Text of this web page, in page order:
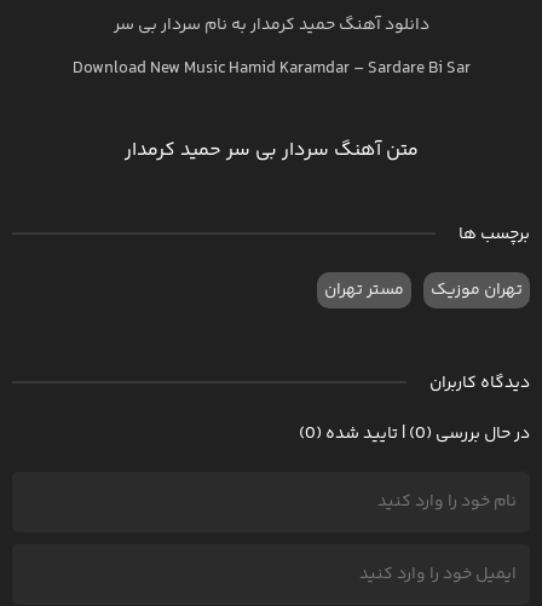
دانلود آهنگ حمید کرمداربه نام سردار بی سر
Download New MusicHamid Karamdar–Sardare Bi Sar
متن آهنگ سردار بی سر حمید کرمدار
برچسب ها
تهران موزیک مستر تهران
دیدگاه کاربران
در حال بررسی (0) | تایید شده (0)